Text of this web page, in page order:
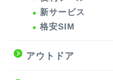
新サービス
格安SIM
アウトドア